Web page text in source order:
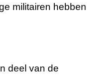
militairen hebben
deel van de